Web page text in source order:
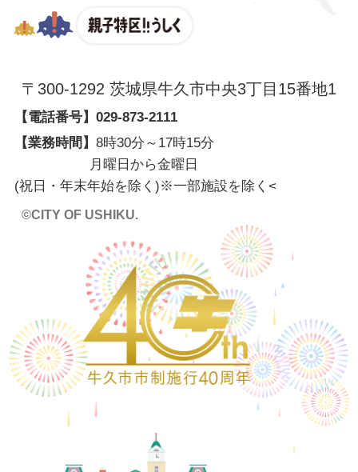
〒300-1292 茨城県牛久市中央3丁目15番地1
【電話番号】 029-873-2111
【業務時間】 8時30分～17時15分
月曜日から金曜日
(祝日・年末年始を除く)※一部施設を除く <
©CITY OF USHIKU.